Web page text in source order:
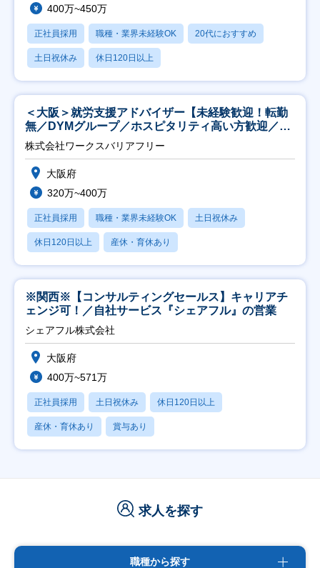
400万~450万
正社員採用 職種・業界未経験OK 20代におすすめ
土日祝休み 休日120日以上
＜大阪＞就労支援アドバイザー【未経験歓迎！転勤
無／DYMグループ／ホスピタリティ高い方歓迎／土
日祝】
株式会社ワークスバリアフリー
大阪府
320万~400万
正社員採用 職種・業界未経験OK 土日祝休み
休日120日以上 産休・育休あり
※関西※【コンサルティングセールス】キャリアチ
ェンジ可！／自社サービス『シェアフル』の営業
シェアフル株式会社
大阪府
400万~571万
正社員採用 土日祝休み 休日120日以上
産休・育休あり 賞与あり
求人を探す
職種から探す